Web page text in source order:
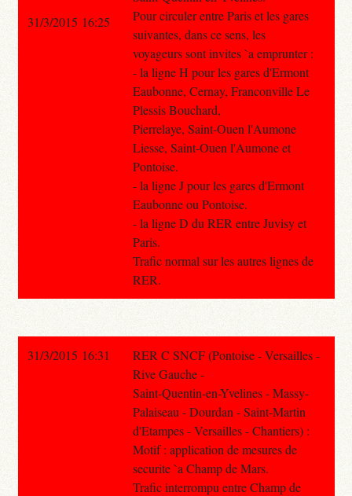
Pour circuler entre Paris et les gares
suivantes, dans ce sens, les
voyageurs sont invites `a emprunter :
- la ligne H pour les gares d'Ermont
Eaubonne, Cernay, Franconville Le
Plessis Bouchard,
Pierrelaye, Saint-Ouen l'Aumone
Liesse, Saint-Ouen l'Aumone et
Pontoise.
- la ligne J pour les gares d'Ermont
Eaubonne ou Pontoise.
- la ligne D du RER entre Juvisy et
Paris.
Trafic normal sur les autres lignes de
RER.
31/3/2015 16:25
31/3/2015 16:31
RER C SNCF (Pontoise - Versailles -
Rive Gauche -
Saint-Quentin-en-Yvelines - Massy-
Palaiseau - Dourdan - Saint-Martin
d'Etampes - Versailles - Chantiers) :
Motif : application de mesures de
securite `a Champ de Mars.
Trafic interrompu entre Champ de